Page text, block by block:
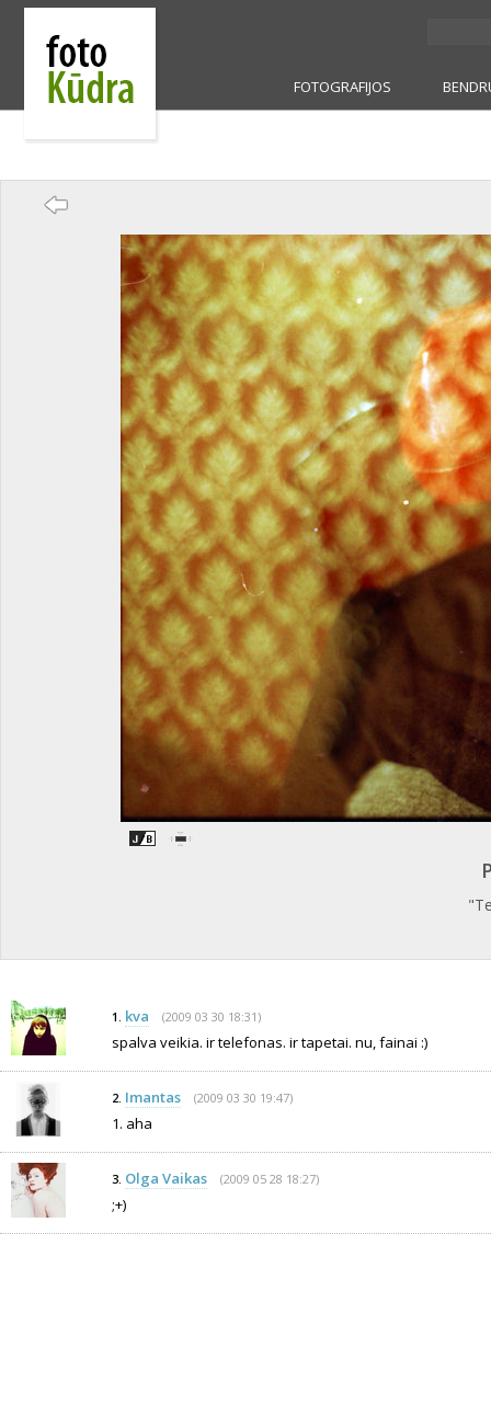
FOTOGRAFIJOS
1. kva (2009 03 30 18:31)
spalva veikia. ir telefonas. ir tapetai. nu, fainai :)
2. Imantas (2009 03 30 19:47)
1. aha
3. Olga Vaikas (2009 05 28 18:27)
;+)